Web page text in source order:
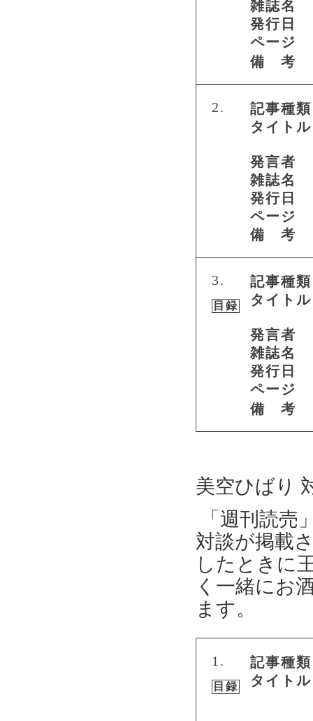
雑誌名
発行日
ページ
備 考
2.
記事種類
タイトル
発言者
雑誌名
発行日
ページ
備 考
3.
目録
記事種類
タイトル
発言者
雑誌名
発行日
ページ
備 考
美空ひばり
「週刊読売
対談が掲載
したときに
く一緒にお
ます。
1.
目録
記事種類
タイトル